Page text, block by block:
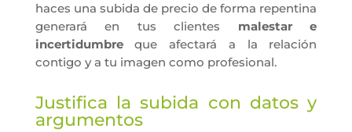
haces una subida de precio de forma repentina
generará en tus clientes malestar e
incertidumbreque afectará a la relación
contigo y a tu imagen como profesional.
Justifica la subida con datos y
argumentos